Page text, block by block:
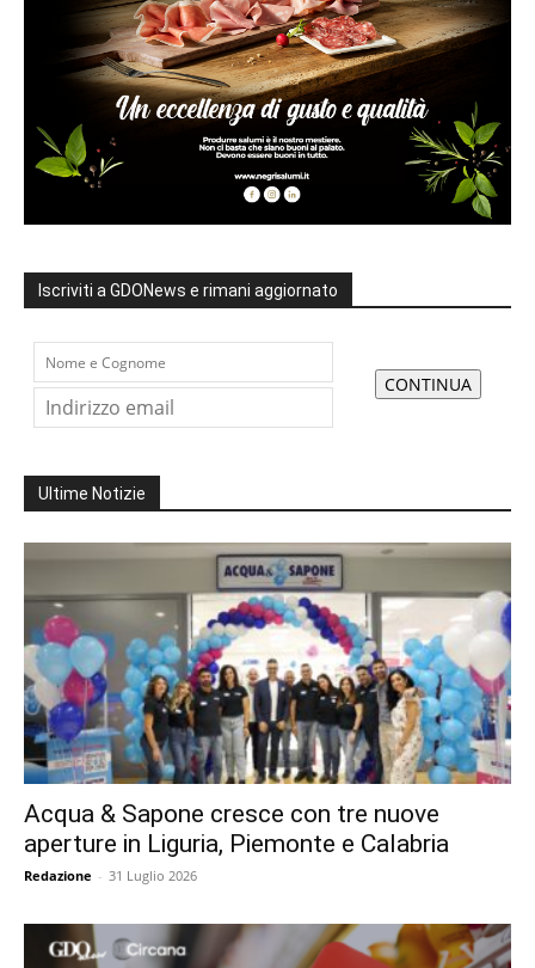
Iscriviti a GDONews e rimani aggiornato
Ultime Notizie
Acqua & Sapone cresce con tre nuove
aperture in Liguria, Piemonte e Calabria
Redazione - 31 Luglio 2026